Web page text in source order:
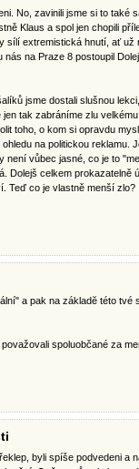
No, zavinili jsme si to také
Klaus a spol jen chopili
sílí extremistická hnutí, ať
na Praze 8 postoupil
jsme dostali slušnou
tak zabráníme zlu
toho, o kom si opravdu
na politickou reklamu.
vůbec jasné, co je to
Dolejš celkem prokazatelně
Teď co je vlastně menší zlo?
a pak na základĕ této tvé
spoluobčané za
byli spíše podvedeni a